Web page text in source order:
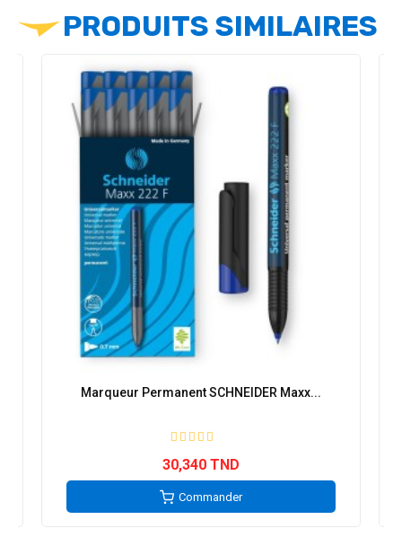
PRODUITS SIMILAIRES
Marqueur Permanent SCHNEIDER Maxx...
30,340 TND
Commander